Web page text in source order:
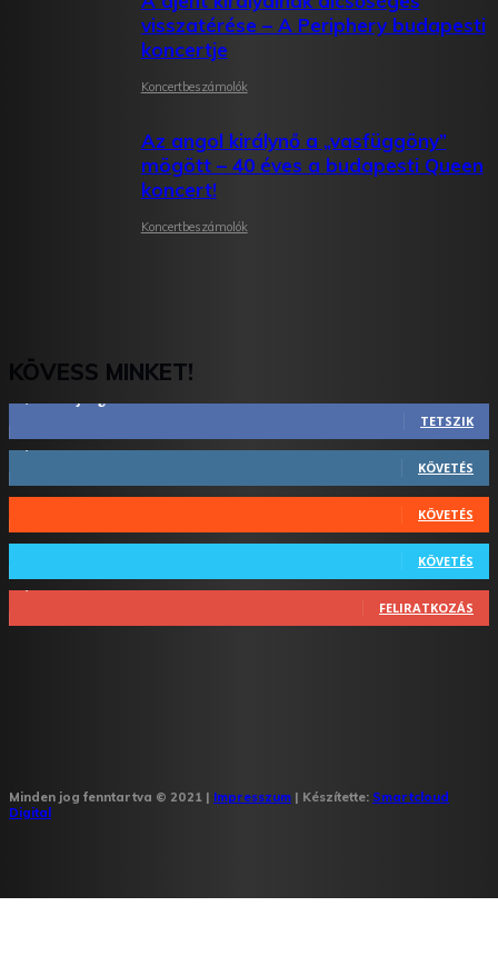
visszatérése – A Periphery budapesti
koncertje
Koncertbeszámolók
Az angol királynő a „vasfüggöny”
mögött – 40 éves a budapesti Queen
koncert!
Koncertbeszámolók
KÖVESS MINKET!
TETSZIK
KÖVETÉS
KÖVETÉS
KÖVETÉS
FELIRATKOZÁS
Minden jog fenntartva © 2021 | Impresszum | Készítette: Smartcloud
Digital